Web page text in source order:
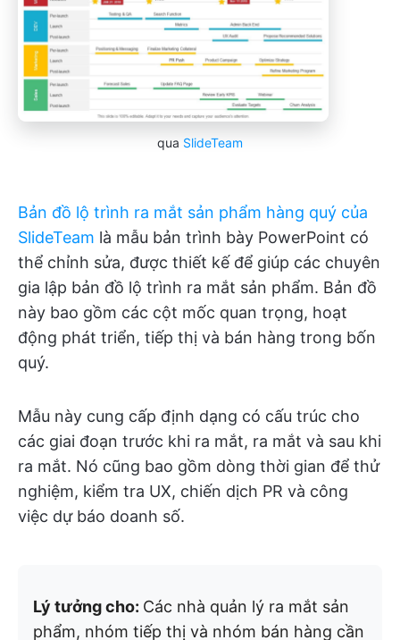
qua SlideTeam
Bản đồ lộ trình ra mắt sản phẩm hàng quý của
SlideTeam là mẫu bản trình bày PowerPoint có
thể chỉnh sửa, được thiết kế để giúp các chuyên
gia lập bản đồ lộ trình ra mắt sản phẩm. Bản đồ
này bao gồm các cột mốc quan trọng, hoạt
động phát triển, tiếp thị và bán hàng trong bốn
quý.
Mẫu này cung cấp định dạng có cấu trúc cho
các giai đoạn trước khi ra mắt, ra mắt và sau khi
ra mắt. Nó cũng bao gồm dòng thời gian để thử
nghiệm, kiểm tra UX, chiến dịch PR và công
việc dự báo doanh số.
Lý tưởng cho: Các nhà quản lý ra mắt sản
phẩm, nhóm tiếp thị và nhóm bán hàng cần